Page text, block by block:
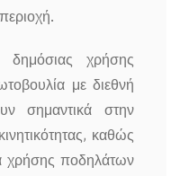
χρήσης
με διεθνή
σημαντικά στην
καθώς
χρήσης ποδηλάτων